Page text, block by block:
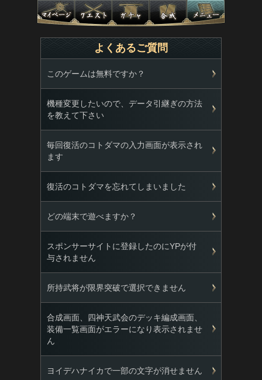
よくあるご質問
このゲームは無料ですか？
機種変更したいので、データ引継ぎの方法
を教えて下さい
毎回復活のコトダマの入力画面が表示され
ます
復活のコトダマを忘れてしまいました
どの端末で遊べますか？
スポンサーサイトに登録したのにYPが付
与されません
所持武将が限界突破で選択できません
合成画面、四神天武会のデッキ編成画面、
装備一覧画面がエラーになり表示されませ
ん
ヨイデハナイカで一部の文字が消せません